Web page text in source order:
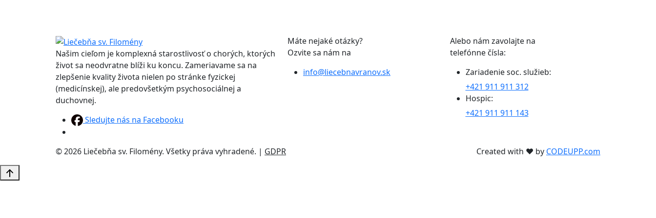
Našim cieľom je komplexná starostlivosť o chorých, ktorých
život sa neodvratne blíži ku koncu. Zameriavame sa na
zlepšenie kvality života nielen po stránke fyzickej
(medicínskej), ale predovšetkým psychosociálnej a
duchovnej.
Sledujte nás na Facebooku
Máte nejaké otázky?
Ozvite sa nám na
info@liecebnavranov.sk
Alebo nám zavolajte na
telefónne čísla:
Zariadenie soc. služieb:
+421 911 911 312
Hospic:
+421 911 911 143
© 2026 Liečebňa sv. Filomény. Všetky práva vyhradené. | GDPR Created with ❤ by CODEUPP.com